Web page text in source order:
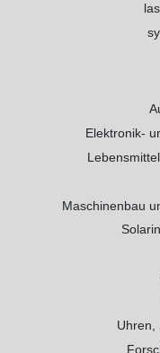
Elektronik-
Maschinenbau
Uhren,